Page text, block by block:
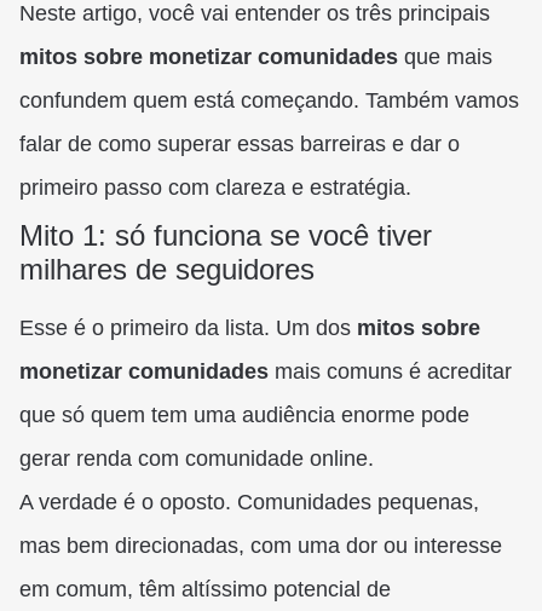
Neste artigo, você vai entender os três principais
mitos sobre monetizar comunidades que mais
confundem quem está começando. Também vamos
falar de como superar essas barreiras e dar o
primeiro passo com clareza e estratégia.
Mito 1: só funciona se você tiver
milhares de seguidores
Esse é o primeiro da lista. Um dos mitos sobre
monetizar comunidades mais comuns é acreditar
que só quem tem uma audiência enorme pode
gerar renda com comunidade online.
A verdade é o oposto. Comunidades pequenas,
mas bem direcionadas, com uma dor ou interesse
em comum, têm altíssimo potencial de